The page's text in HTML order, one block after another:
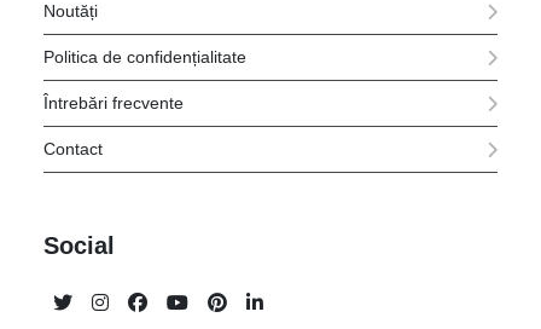
Noutăți
Politica de confidențialitate
Întrebări frecvente
Contact
Social